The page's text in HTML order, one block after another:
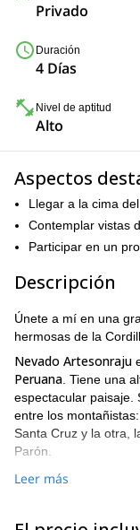
Privado
Duración
4 Días
Nivel de aptitud
Alto
Aspectos
Llegar a la cima
Contemplar vistas
Participar en un
Descripción
Únete a mí en una
hermosas de la
Nevado Artesonraju
Peruana . Tiene una
espectacular paisaje.
entre los
Santa Cruz y la otra,
Parón.
Esta segunda ruta es
Leer más